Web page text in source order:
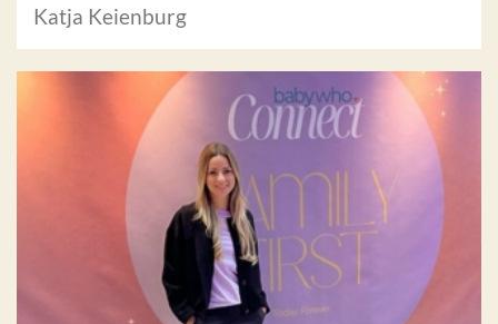
Katja Keienburg